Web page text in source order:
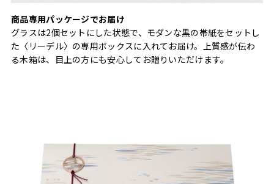
商品専用パッケージでお届け
グラスは2個セットにした状態で、モダンな黒の帯紙をセットし
た〈リーデル〉の専用ボックスに入れてお届け。上質感が伝わ
る木箱は、目上の方にも安心してお贈りいただけます。